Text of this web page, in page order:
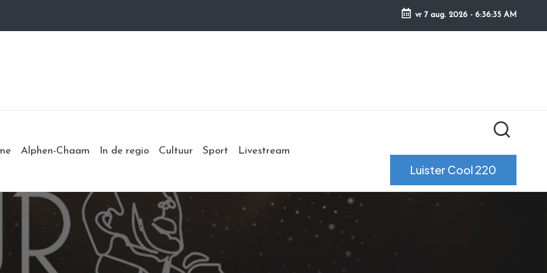
vr 7 aug. 2026 - 6:36:35 AM
Alphen-Chaam In de regio Cultuur Sport Livestream
Luister Cool 220